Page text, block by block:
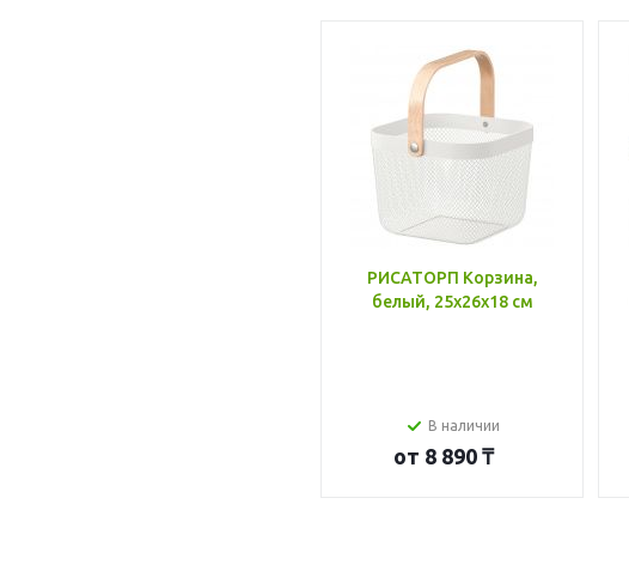
РИСАТОРП Корзина,
белый, 25x26x18 см
В наличии
от 8 890 ₸